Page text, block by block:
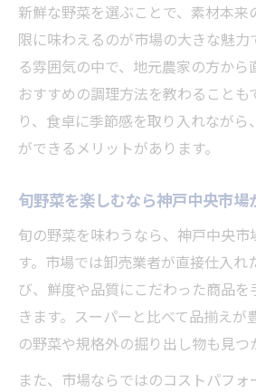
新鮮な野菜を選ぶことで、素材本来
限に味わえるのが市場の大きな魅力
る雰囲気の中で、地元農家の方から
おすすめの調理方法を教わることも
り、食卓に季節感を取り入れなが
ができるメリットがあります。
旬野菜を楽しむなら神戸中央市場
旬の野菜を味わうなら、神戸中央市
す。市場では卸売業者が直接仕入れ
び、鮮度や品質にこだわった商品を
きます。スーパーと比べて品揃えが
の野菜や規格外の掘り出し物も見つ
また、市場ならではのコストパフ